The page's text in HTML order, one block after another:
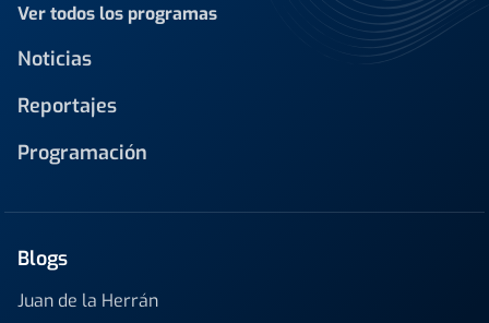
Ver todos los programas
Noticias
Reportajes
Programación
Blogs
Juan de la Herrán